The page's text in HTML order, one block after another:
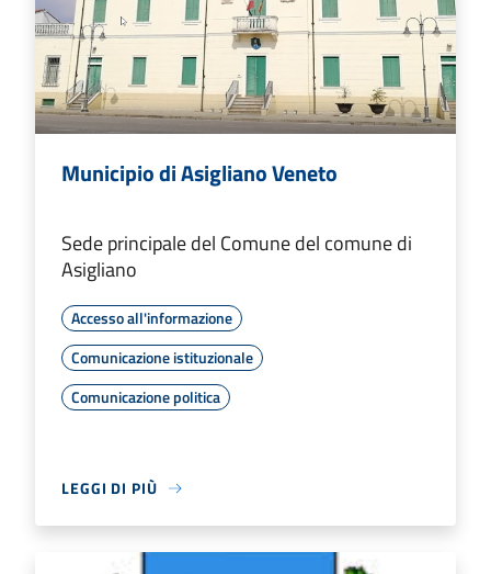
Municipio di Asigliano Veneto
Sede principale del Comune del comune di
Asigliano
Accesso all'informazione
Comunicazione istituzionale
Comunicazione politica
LEGGI DI PIÙ